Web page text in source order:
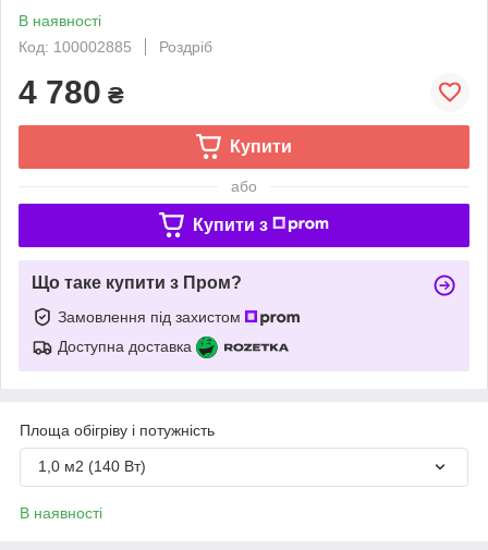
В наявності
Код: 100002885
Роздріб
4 780 ₴
Купити
або
Купити з
Що таке купити з Пром?
Замовлення під захистом
Доступна доставка
Площа обігріву і потужність
1,0 м2 (140 Вт)
В наявності